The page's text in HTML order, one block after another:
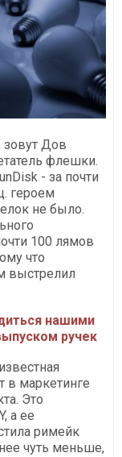
зовут Дов
флешки.
- за почти
героем
не было.
100 лямов
что
выстрелил
нашими
ручек
в маркетинге
Это
а ее
римейк
чуть меньше,